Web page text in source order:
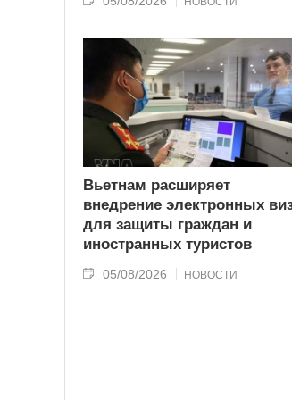
Вьетнам расширяет
внедрение электронных
для защиты граждан и
иностранных туристов
05/08/2026 НОВОСТИ